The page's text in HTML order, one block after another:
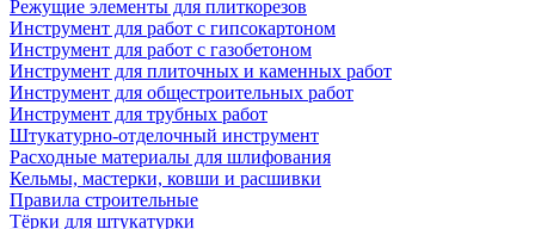
Режущие элементы для плиткорезов
Инструмент для работ с гипсокартоном
Инструмент для работ с газобетоном
Инструмент для плиточных и каменных работ
Инструмент для общестроительных работ
Инструмент для трубных работ
Штукатурно-отделочный инструмент
Расходные материалы для шлифования
Кельмы, мастерки, ковши и расшивки
Правила строительные
Тёрки для штукатурки